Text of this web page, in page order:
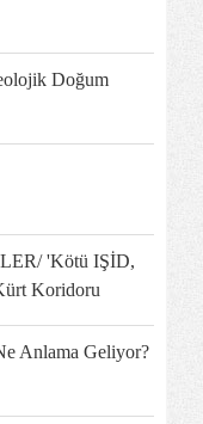
Doğum
'Kötü IŞİD,
Koridoru
Anlama Geliyor?